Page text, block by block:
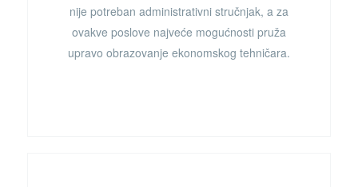
nije potreban administrativni stručnjak, a za
ovakve poslove najveće mogućnosti pruža
upravo obrazovanje ekonomskog tehničara.